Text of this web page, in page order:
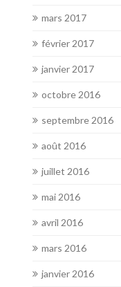
mars 2017
février 2017
janvier 2017
octobre 2016
septembre 2016
août 2016
juillet 2016
mai 2016
avril 2016
mars 2016
janvier 2016